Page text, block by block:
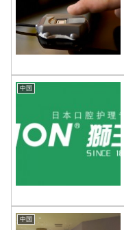
中国
中国